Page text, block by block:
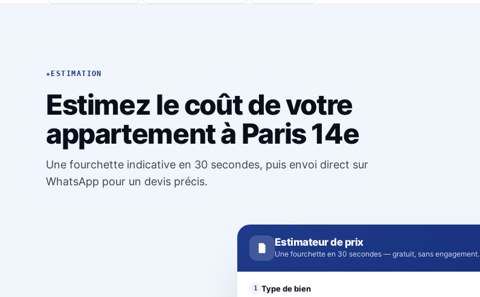
★ ESTIMATION
Estimez le coût de votre
appartement à Paris 14e
Une fourchette indicative en 30 secondes, puis envoi direct sur
WhatsApp pour un devis précis.
Estimateur de prix
Une fourchette en 30 secondes — gratuit, sans engagement.
1 Type de bien